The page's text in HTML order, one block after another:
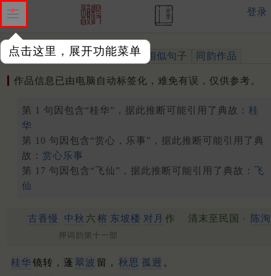
点击这里，展开功能菜单
登录
作品 标注四声 出处、引用 相似句子 同韵作品
作品信息已由电脑自动标签化，难免有误，仅供参考。
第 1 句因包含“桂华”，据此推断可能引用了典故： 桂
华
第 10 句因包含“赏心，乐事”，据此推断可能引用了典
故： 赏心乐事
第 17 句因包含“飞仙”，据此推断可能引用了典故： 飞
仙
古香慢 中秋 六 榕 东坡楼 对月 作 清末至民国 · 陈洵
押词韵第十一部
桂华镜转，蓬 翠波 留， 秋思 孤迥 。